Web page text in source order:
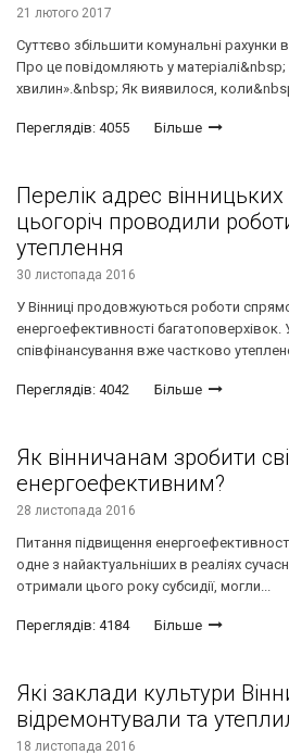
21 лютого 2017
Суттєво збільшити комунальні рахунки
Про це повідомляють у матеріалі&nbsp;
хвилин».&nbsp; Як виявилося,
Переглядів: 4055 Більше
Перелік адрес
цьогоріч проводили
утеплення
30 листопада 2016
У Вінниці продовжуються роботи
енергоефективності
співфінансування вже частково утеплено
Переглядів: 4042 Більше
Як вінничанам зробити
енергоефективним?
28 листопада 2016
Питання підвищення
одне з найактуальніших в реаліях
отримали цього року субсидії, могли...
Переглядів: 4184 Більше
Які заклади культури
відремонтували та
18 листопада 2016